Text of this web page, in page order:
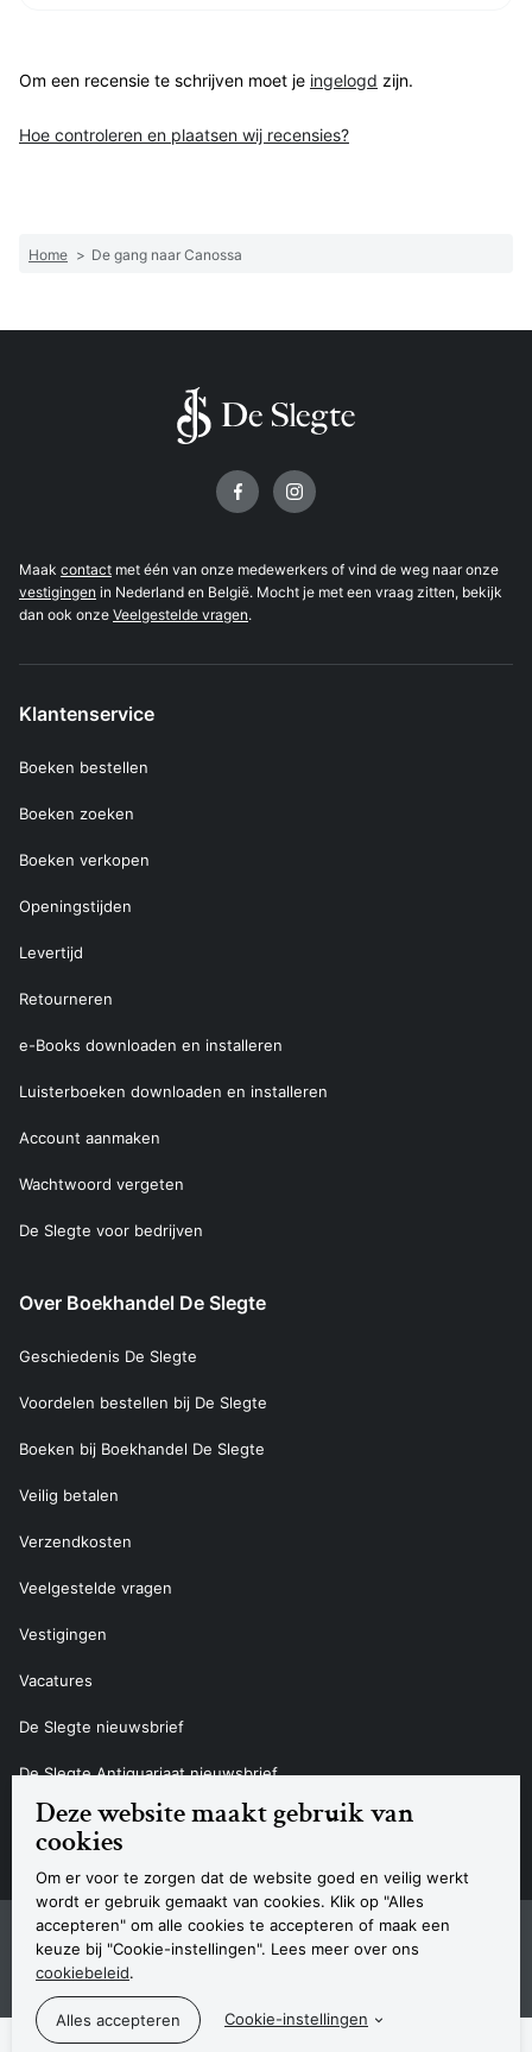
Deze website maakt gebruik van
cookies
Om er voor te zorgen dat de website goed en veilig werkt
wordt er gebruik gemaakt van cookies. Klik op "Alles
accepteren" om alle cookies te accepteren of maak een
keuze bij "Cookie-instellingen". Lees meer over ons
cookiebeleid.
Cookie-instellingen
Om een recensie te schrijven moet je ingelogd zijn.
Hoe controleren en plaatsen wij recensies?
Home > De gang naar Canossa
Maak contact met één van onze medewerkers of vind de weg naar onze
vestigingen in Nederland en België. Mocht je met een vraag zitten, bekijk
dan ook onze Veelgestelde vragen.
Klantenservice
Boeken bestellen
Boeken zoeken
Boeken verkopen
Openingstijden
Levertijd
Retourneren
e-Books downloaden en installeren
Luisterboeken downloaden en installeren
Account aanmaken
Wachtwoord vergeten
De Slegte voor bedrijven
Over Boekhandel De Slegte
Geschiedenis De Slegte
Voordelen bestellen bij De Slegte
Boeken bij Boekhandel De Slegte
Veilig betalen
Verzendkosten
Veelgestelde vragen
Vestigingen
Vacatures
De Slegte nieuwsbrief
De Slegte Antiquariaat nieuwsbrief
Contact
Navigatie
SitemapPrivacyverklaring CookieverklaringAlgemene voorwaardenDisclaimer
Contact